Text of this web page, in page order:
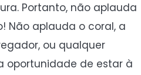
Portanto, não aplauda
Não aplauda o coral, a
ou qualquer
oportunidade de estar à